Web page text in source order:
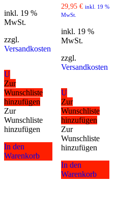
inkl. 19 %
MwSt.
zzgl.
Versandkosten
U
Zur
Wunschliste
hinzufügen
Zur
Wunschliste
hinzufügen
In den
Warenkorb
29,95 € inkl. 19 %
MwSt.
inkl. 19 %
MwSt.
zzgl.
Versandkosten
U
Zur
Wunschliste
hinzufügen
Zur
Wunschliste
hinzufügen
In den
Warenkorb